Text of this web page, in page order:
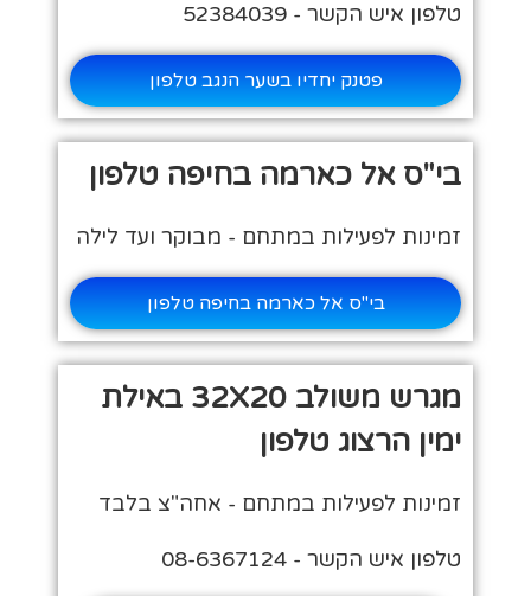
טלפון איש הקשר - 52384039
פטנק יחדיו בשער הנגב טלפון
בי"ס אל כארמה בחיפה טלפון
זמינות לפעילות במתחם - מבוקר ועד לילה
בי"ס אל כארמה בחיפה טלפון
מגרש משולב 32X20 באילת
ימין הרצוג טלפון
זמינות לפעילות במתחם - אחה"צ בלבד
טלפון איש הקשר - 08-6367124